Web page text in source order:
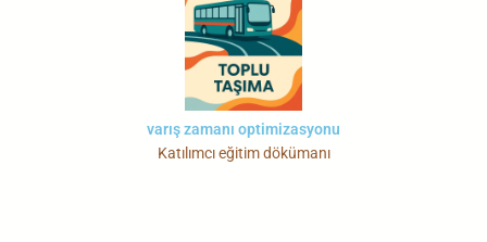
varış zamanı optimizasyonu
Katılımcı eğitim dökümanı